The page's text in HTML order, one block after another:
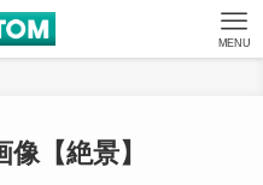
MENU
【絶景】